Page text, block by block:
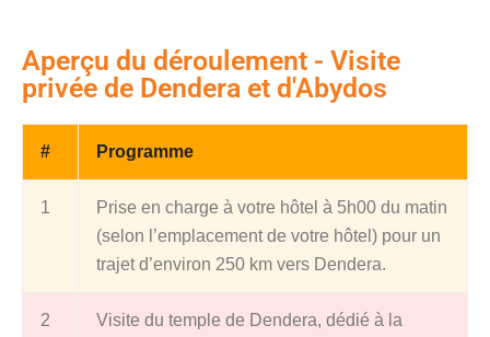
Aperçu du déroulement - Visite
privée de Dendera et d'Abydos
# Programme
1
Prise en charge à votre hôtel à 5h00 du matin
(selon l’emplacement de votre hôtel) pour un
trajet d’environ 250 km vers Dendera.
2
Visite du temple de Dendera, dédié à la